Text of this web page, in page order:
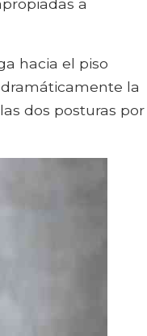
a
hacia el piso
la
dos posturas por